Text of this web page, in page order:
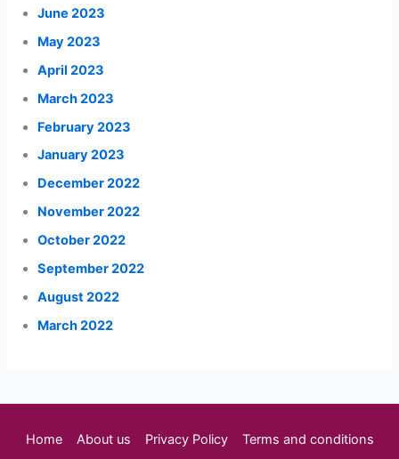
June 2023
May 2023
April 2023
March 2023
February 2023
January 2023
December 2022
November 2022
October 2022
September 2022
August 2022
March 2022
Home About us Privacy Policy Terms and conditions